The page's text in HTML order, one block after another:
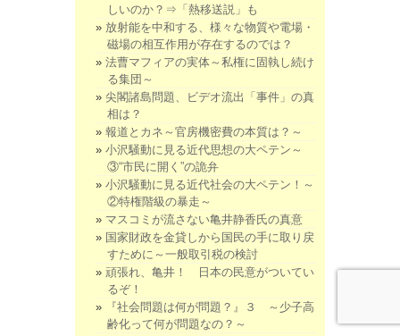
しいのか？⇒「熱移送説」も
放射能を中和する、様々な物質や電場・
磁場の相互作用が存在するのでは？
法曹マフィアの実体～私権に固執し続け
る集団～
尖閣諸島問題、ビデオ流出「事件」の真
相は？
報道とカネ～官房機密費の本質は？～
小沢騒動に見る近代思想の大ペテン～
③“市民に開く”の詭弁
小沢騒動に見る近代社会の大ペテン！～
②特権階級の暴走～
マスコミが流さない亀井静香氏の真意
国家財政を金貸しから国民の手に取り戻
すために～一般取引税の検討
頑張れ、亀井！ 日本の民意がついてい
るぞ！
『社会問題は何が問題？』３ ～少子高
齢化って何が問題なの？～